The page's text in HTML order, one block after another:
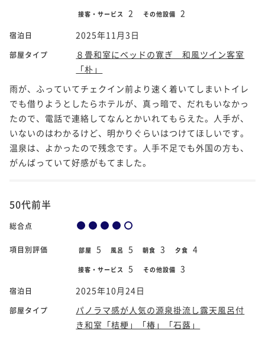
接客・サービス 2 その他設備 2
宿泊日 2025年11月3日
部屋タイプ
８畳和室にベッドの寛ぎ 和風ツイン客室
「朴」
雨が、ふっていてチェクイン前より速く着いてしまいトイレ
でも借りようとしたらホテルが、真っ暗で、だれもいなかっ
たので、電話で連絡してなんとかいれてもらえた。人手が、
いないのはわかるけど、明かりぐらいはつけてほしいです。
温泉は、よかったので残念です。人手不足でも外国の方も、
がんばっていて好感がもてました。
50代前半
総合点
項目別評価 部屋 5 風呂 5 朝食 3 夕食 4
接客・サービス 5 その他設備 3
宿泊日 2025年10月24日
部屋タイプ
パノラマ感が人気の源泉掛流し露天風呂付
き和室「桔梗」「椿」「石蕗」